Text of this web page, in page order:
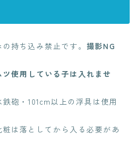
持ち込み禁止です。 撮影NG
ツ使用している子は入れませ
砲・101cm以上の浮具は使用
粧は落としてから入る必要があ